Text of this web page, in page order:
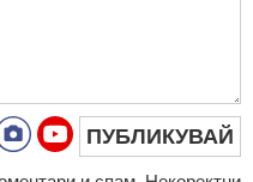
ПУБЛИКУВАЙ